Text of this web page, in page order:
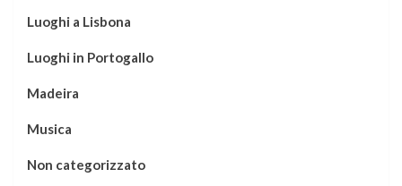
Luoghi a Lisbona
Luoghi in Portogallo
Madeira
Musica
Non categorizzato